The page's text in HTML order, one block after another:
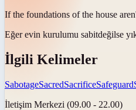
If the foundations of the house
Eğer evin kurulumu sabitdeğilse
İlgili Kelimeler
SabotageSacredSacrificeSafeguard
İletişim Merkezi (09.00 - 22.00)